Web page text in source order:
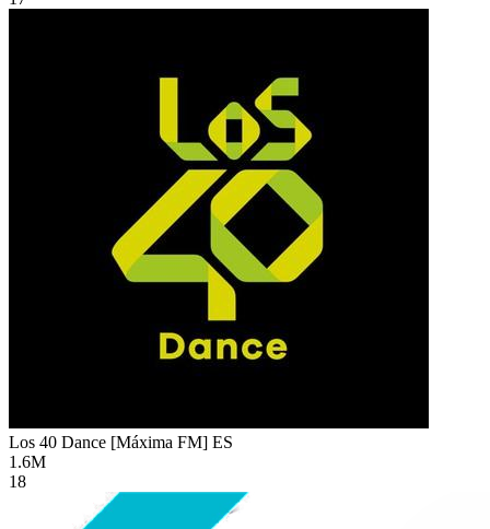
Los 40 Dance [Máxima FM] ES
1.6M
18